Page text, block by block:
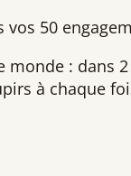
vos 50
: dans
à chaque